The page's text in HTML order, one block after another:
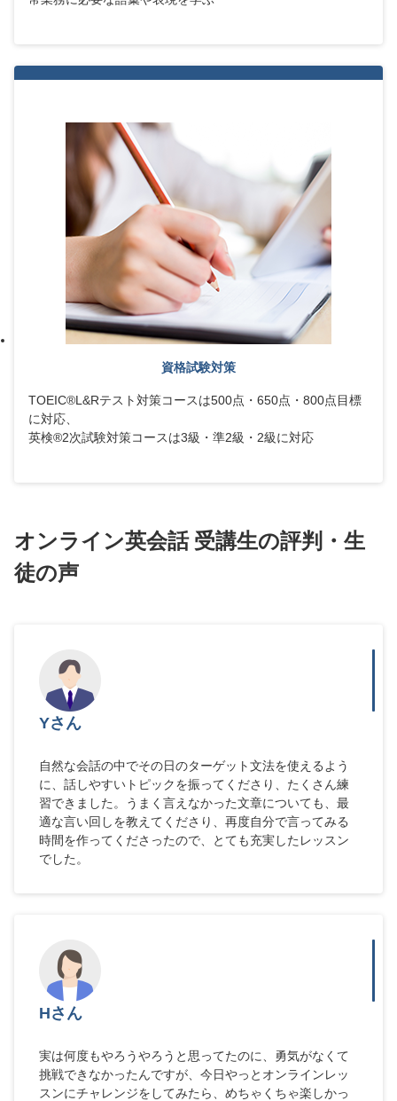
資格試験対策
TOEIC®L&Rテスト対策コースは500点・650点・800点目標
に対応、
英検®2次試験対策コースは3級・準2級・2級に対応
オンライン英会話 受講生の評判・生
徒の声
Yさん
自然な会話の中でその日のターゲット文法を使えるよう
に、話しやすいトピックを振ってくださり、たくさん練
習できました。うまく言えなかった文章についても、最
適な言い回しを教えてくださり、再度自分で言ってみる
時間を作ってくださったので、とても充実したレッスン
でした。
Hさん
実は何度もやろうやろうと思ってたのに、勇気がなくて
挑戦できなかったんですが、今日やっとオンラインレッ
スンにチャレンジをしてみたら、めちゃくちゃ楽しかっ